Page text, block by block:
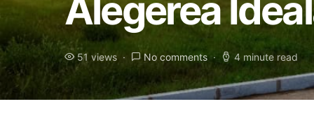
Alegerea
51 views No comments 4 minute read